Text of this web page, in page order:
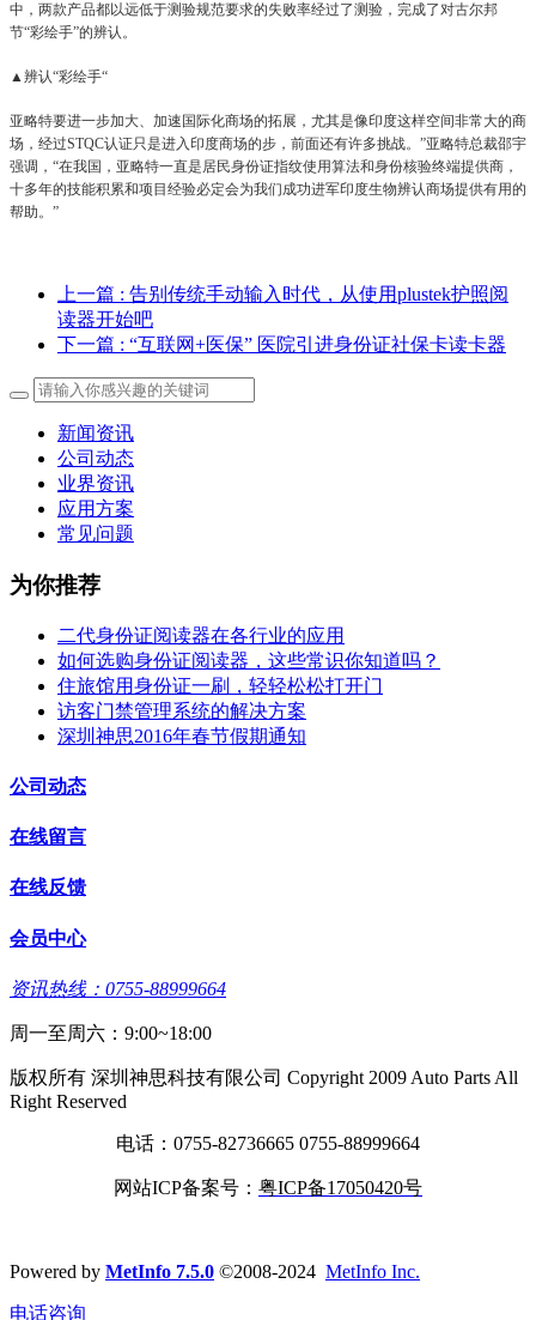
中，两款产品都以远低于测验规范要求的失败率经过了测验，完成了对古尔邦
节“彩绘手”的辨认。
▲辨认“彩绘手“
亚略特要进一步加大、加速国际化商场的拓展，尤其是像印度这样空间非常大的商
场，经过STQC认证只是进入印度商场的步，前面还有许多挑战。”亚略特总裁邵宇
强调，“在我国，亚略特一直是居民身份证指纹使用算法和身份核验终端提供商，
十多年的技能积累和项目经验必定会为我们成功进军印度生物辨认商场提供有用的
帮助。”
上一篇 : 告别传统手动输入时代，从使用plustek护照阅
读器开始吧
下一篇 : “互联网+医保” 医院引进身份证社保卡读卡器
新闻资讯
公司动态
业界资讯
应用方案
常见问题
为你推荐
二代身份证阅读器在各行业的应用
如何选购身份证阅读器，这些常识你知道吗？
住旅馆用身份证一刷，轻轻松松打开门
访客门禁管理系统的解决方案
深圳神思2016年春节假期通知
公司动态
在线留言
在线反馈
会员中心
资讯热线：0755-88999664
周一至周六：9:00~18:00
版权所有 深圳神思科技有限公司 Copyright 2009 Auto Parts All
Right Reserved
电话：0755-82736665 0755-88999664
网站ICP备案号： 粤ICP备17050420号
Powered by MetInfo 7.5.0 ©2008-2024 MetInfo Inc.
电话咨询